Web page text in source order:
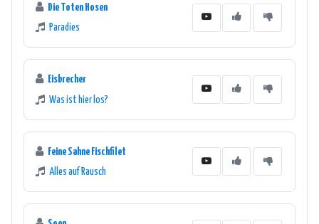
Die Toten Hosen
Paradies
Eisbrecher
Was ist hier los?
Feine Sahne Fischfilet
Alles auf Rausch